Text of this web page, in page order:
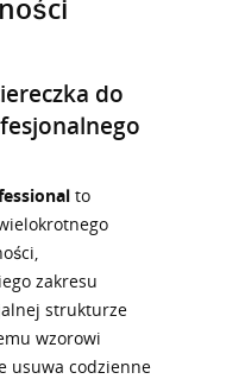
do
to
zakresu
strukturze
wzorowi
usuwa codzienne